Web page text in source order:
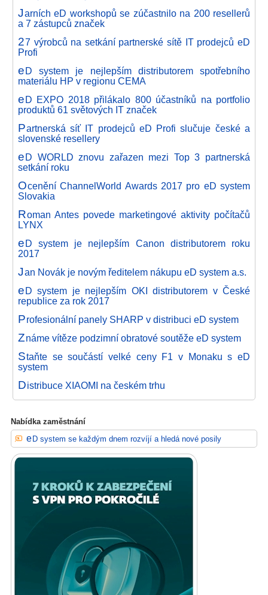
Jarních eD workshopů se zúčastnilo na 200 resellerů
a 7 zástupců značek
27 výrobců na setkání partnerské sítě IT prodejců eD
Profi
eD system je nejlepším distributorem spotřebního
materiálu HP v regionu CEMA
eD EXPO 2018 přilákalo 800 účastníků na portfolio
produktů 61 světových IT značek
Partnerská síť IT prodejců eD Profi slučuje české a
slovenské resellery
eD WORLD znovu zařazen mezi Top 3 partnerská
setkání roku
Ocenění ChannelWorld Awards 2017 pro eD system
Slovakia
Roman Antes povede marketingové aktivity počítačů
LYNX
eD system je nejlepším Canon distributorem roku
2017
Jan Novák je novým ředitelem nákupu eD system a.s.
eD system je nejlepším OKI distributorem v České
republice za rok 2017
Profesionální panely SHARP v distribuci eD system
Známe vítěze podzimní obratové soutěže eD system
Staňte se součástí velké ceny F1 v Monaku s eD
system
Distribuce XIAOMI na českém trhu
Nabídka zaměstnání
eD system se každým dnem rozvíjí a hledá nové posily